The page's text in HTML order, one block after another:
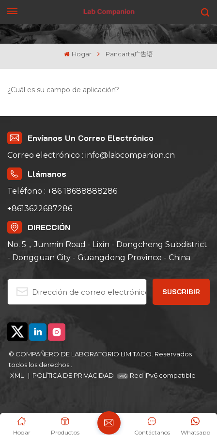
CONSIGUE UNA COTIZACIÓN
Hogar Pancarta广告语
¿Cuál es su campo de aplicación?
Envíanos Un Correo Electrónico
Correo electrónico : info@labcompanion.cn
Llámanos
Teléfono : +86 18688888286
+8613622687286
DIRECCIÓN
No. 5，Junmin Road - Lixin - Dongcheng Subdistrict
- Dongguan City - Guangdong Province - China
© COMPAÑERO DE LABORATORIO LIMITADO. Reservados
todos los derechos .
XML
| POLÍTICA DE PRIVACIDAD Red IPv6 compatible
Hogar Productos Whatsapp
Contáctanos